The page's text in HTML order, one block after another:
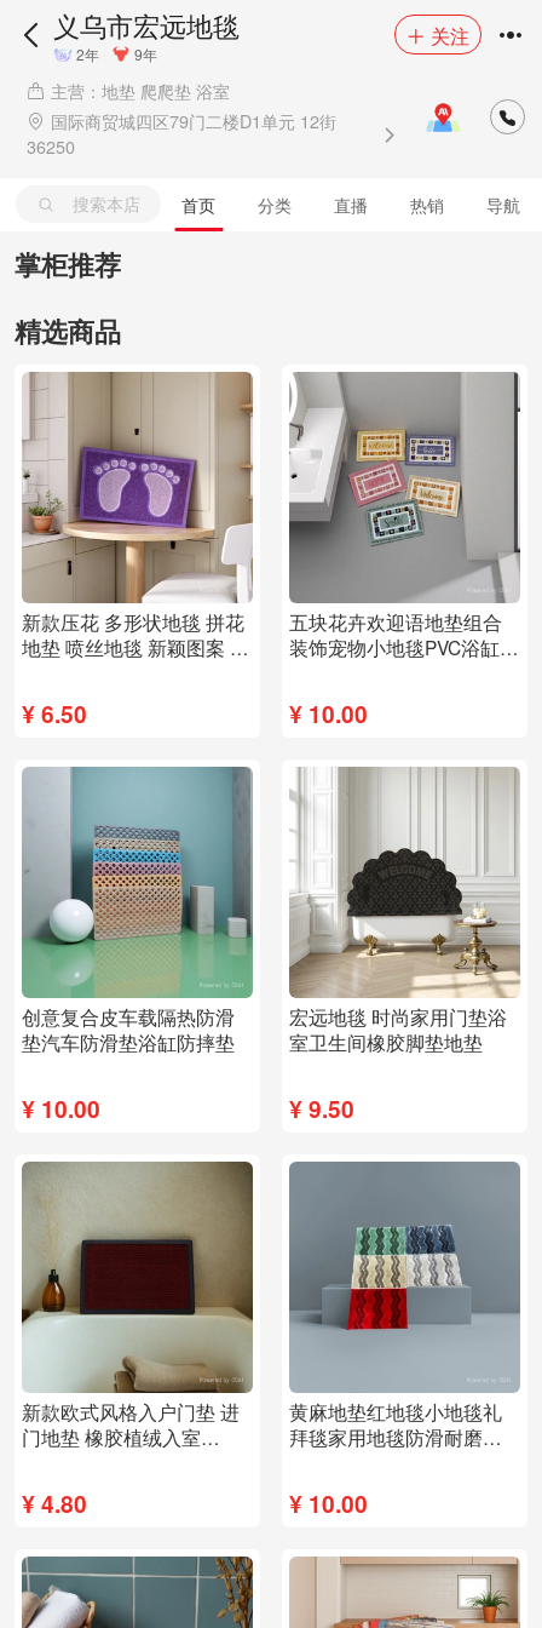
义乌市宏远地毯
2年 9年
关注
主营：地垫 爬爬垫 浴室
36250
搜索本店 首页 分类 直播 热销 导航
掌柜推荐
精选商品
新款压花 多形状地毯 拼花
地垫 喷丝地毯 新颖图案 生
¥6.50
五块花卉欢迎语地垫组合
装饰宠物小地毯PVC浴缸防
¥ 10.00
创意复合皮车载隔热防滑
垫汽车防滑垫浴缸防摔垫
¥ 10.00
宏远地毯 时尚家用门垫浴
室卫生间橡胶脚垫地垫
¥9.50
新款欧式风格入户门垫 进
门地垫 橡胶植绒入室
¥4.80
黄麻地垫红地毯小地毯礼
拜毯家用地毯防滑耐磨柔
¥ 10.00